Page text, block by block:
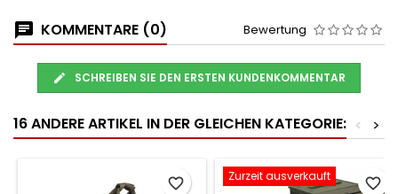
KOMMENTARE (0) Bewertung
SCHREIBEN SIE DEN ERSTEN KUNDENKOMMENTAR
16 ANDERE ARTIKEL IN DER GLEICHEN KATEGORIE: >
<
favorite_border Zurzeit ausverkauft favorite_border